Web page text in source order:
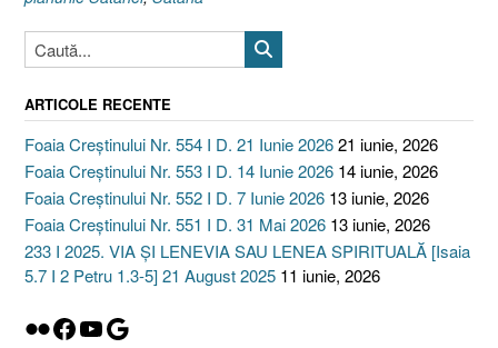
ARTICOLE RECENTE
Foaia Creștinului Nr. 554 I D. 21 Iunie 202621 iunie, 2026
Foaia Creștinului Nr. 553 I D. 14 Iunie 2026 14 iunie, 2026
Foaia Creștinului Nr. 552 I D. 7 Iunie 2026 13 iunie, 2026
Foaia Creștinului Nr. 551 I D. 31 Mai 2026 13 iunie, 2026
233 I 2025. VIA ȘI LENEVIA SAU LENEA SPIRITUALĂ [Isaia
5.7 I 2 Petru 1.3-5] 21 August 2025 11 iunie, 2026
Flickr
Facebook
YouTube
Google